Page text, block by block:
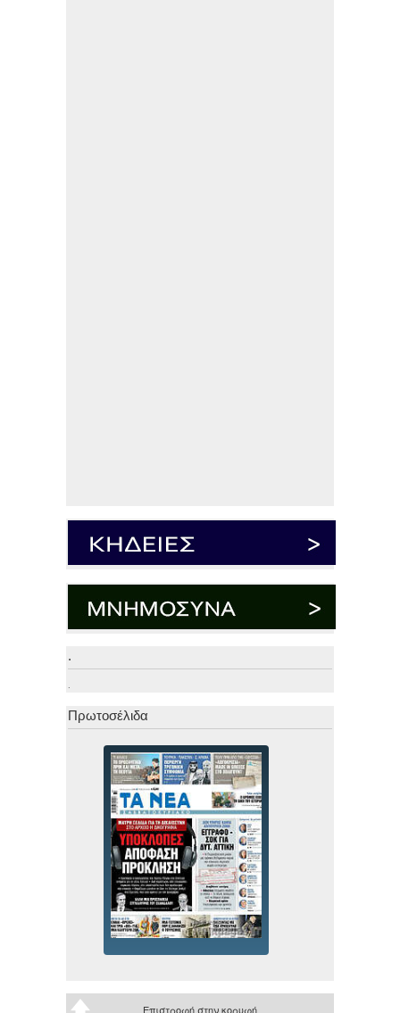
.
.
Πρωτοσέλιδα
Επιστροφή στην κορυφή